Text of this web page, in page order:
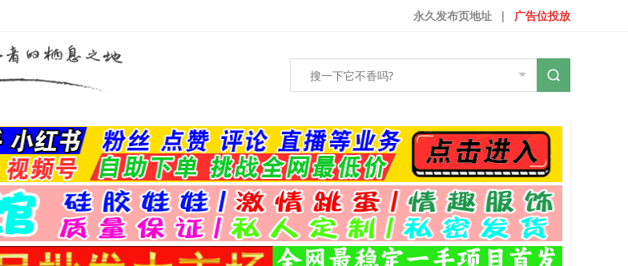
广告位投放
|
永久发布页地址